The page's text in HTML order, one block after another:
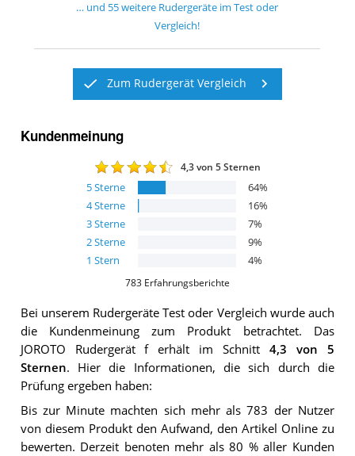
… und 55weitere Rudergeräte im Test oder
Vergleich!
Zum Rudergerät Vergleich
Kundenmeinung
4,3von 5 Sternen
5Sterne 64%
4Sterne 16%
3Sterne 7%
2Sterne 9%
1 Stern 4%
783 Erfahrungsberichte
Bei unserem Rudergeräte Test oder Vergleich wurde auch
die Kundenmeinung zum Produkt betrachtet.
Das
JOROTO Rudergerät ferhält im Schnitt4,3 von 5
Sternen. Hier die Informationen, die sich durch die
Prüfung ergeben haben:
Bis zur Minute machten sich mehr als 783 der Nutzer
von diesem Produkt den Aufwand, den Artikel Online zu
bewerten. Derzeit benoten mehr als 80 % aller Kunden